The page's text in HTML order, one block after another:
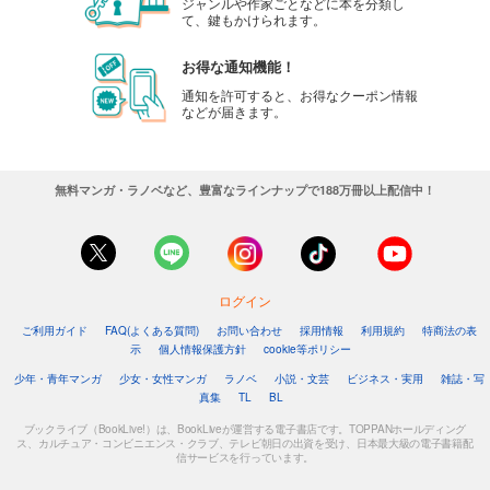
て、鍵もかけられます。
お得な通知機能！
通知を許可すると、お得なクーポン情報
などが届きます。
無料マンガ・ラノベなど、豊富なラインナップで188万冊以上配信中！
ログイン
ご利用ガイド FAQ(よくある質問) お問い合わせ 採用情報 利用規約
特商法の表
示
個人情報保護方針
cookie等ポリシー
少年・青年マンガ
少女・女性マンガ ラノベ 小説・文芸 ビジネス・実用
雑誌・写
真集
TL BL
ブックライブ（BookLive!）は、BookLiveが運営する電子書店です。TOPPANホールディング
ス、カルチュア・コンビニエンス・クラブ、テレビ朝日の出資を受け、日本最大級の電子書籍配
信サービスを行っています。